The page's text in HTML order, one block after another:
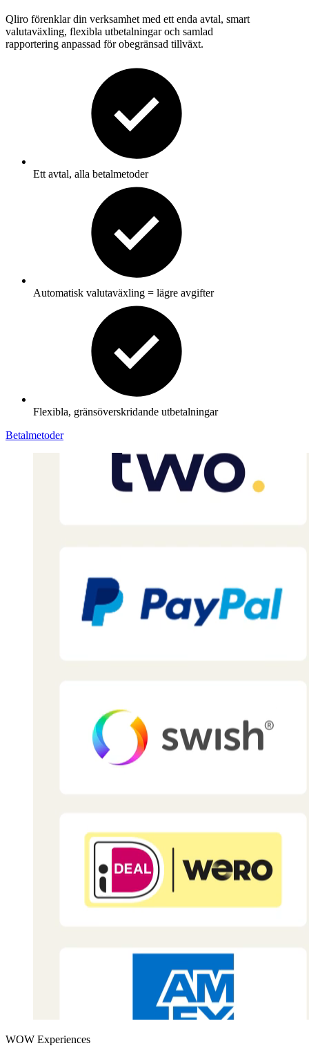
Qliro förenklar din verksamhet med ett enda avtal, smart
valutaväxling, flexibla utbetalningar och samlad
rapportering anpassad för obegränsad tillväxt.
Ett avtal, alla betalmetoder
Automatisk valutaväxling = lägre avgifter
Flexibla, gränsöverskridande utbetalningar
Betalmetoder
WOW Experiences